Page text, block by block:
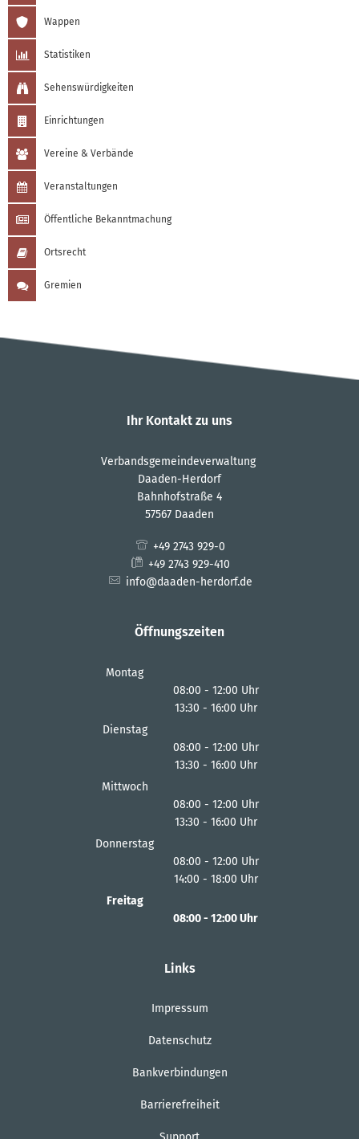
Wappen
Statistiken
Sehenswürdigkeiten
Einrichtungen
Vereine & Verbände
Veranstaltungen
Öffentliche Bekanntmachung
Ortsrecht
Gremien
Ihr Kontakt zu uns
Verbandsgemeindeverwaltung
Daaden-Herdorf
Bahnhofstraße 4
57567 Daaden
+49 2743 929-0
+49 2743 929-410
info@daaden-herdorf.de
Öffnungszeiten
Montag
08:00 - 12:00 Uhr
Von 08:00 bis 12:00 Uhr
13:30 - 16:00 Uhr
Dienstag
08:00 - 12:00 Uhr
Von 08:00 bis 12:00 Uhr
13:30 - 16:00 Uhr
Mittwoch
08:00 - 12:00 Uhr
Von 08:00 bis 12:00 Uhr
13:30 - 16:00 Uhr
Donnerstag
08:00 - 12:00 Uhr
Von 08:00 bis 12:00 Uhr
14:00 - 18:00 Uhr
Freitag
08:00- 12:00Uhr
Links
Impressum
Datenschutz
Bankverbindungen
Barrierefreiheit